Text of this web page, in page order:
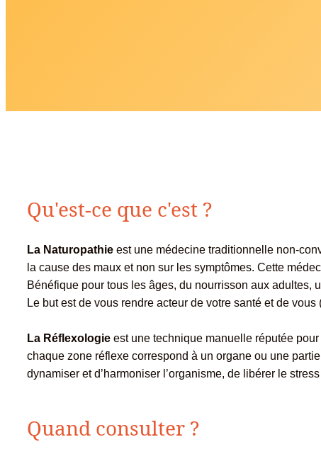
Qu'est-ce que c'est ?
La Naturopathie est une médecine traditionnelle non-
la cause des maux et non sur les symptômes. Cette
Bénéfique pour tous les âges, du nourrisson aux adultes,
Le but est de vous rendre acteur de votre santé et de vous
La Réflexologie est une technique manuelle réputée
chaque zone réflexe correspond à un organe ou une
dynamiser et d’harmoniser l’organisme, de libérer le
Quand consulter ?